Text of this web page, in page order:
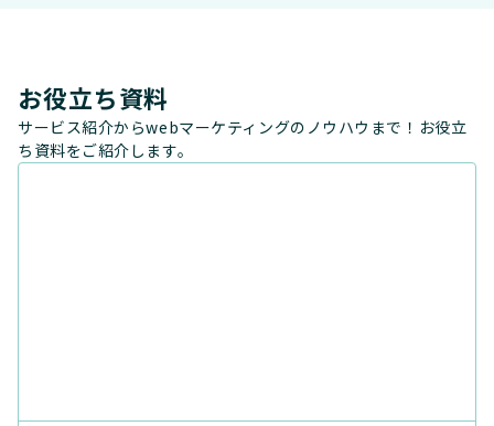
お役立ち資料
サービス紹介からwebマーケティングのノウハウまで！お役立
ち資料をご紹介します。